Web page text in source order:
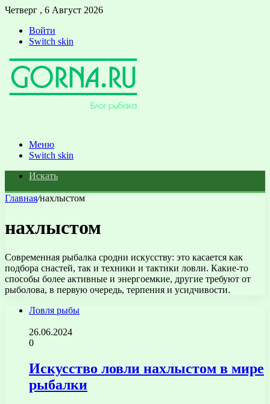
Четверг , 6 Август 2026
Войти
Switch skin
Меню
Switch skin
Искать
Главная/нахлыстом
нахлыстом
Современная рыбалка сродни искусству: это касается как
подбора снастей, так и техники и тактики ловли. Какие-то
способы более активные и энергоемкие, другие требуют от
рыболова, в первую очередь, терпения и усидчивости.
Ловля рыбы
26.06.2024
0
Искусство ловли нахлыстом в мире
рыбалки